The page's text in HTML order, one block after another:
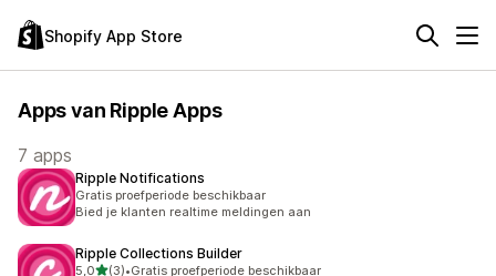
Shopify App Store
Apps van Ripple Apps
7 apps
Ripple Notifications
Gratis proefperiode beschikbaar
Bied je klanten realtime meldingen aan
Ripple Collections Builder
5,0van 5 sterren
(3)•Gratis proefperiode beschikbaar